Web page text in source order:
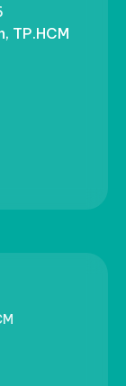
TP.HCM